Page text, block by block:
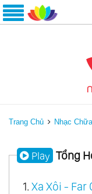
Trang Chủ Nhạc
Play Tổng
1. Xa Xôi - Far